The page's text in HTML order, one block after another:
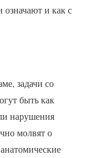
означают и как с
задачи со
быть как
нарушения
молвят о